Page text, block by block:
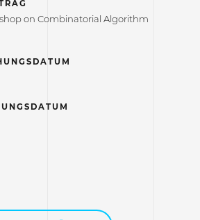
on Combinatorial Algorithm